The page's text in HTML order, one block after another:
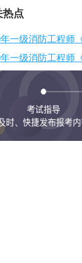
热点
年一级消防工程师
年一级消防工程师